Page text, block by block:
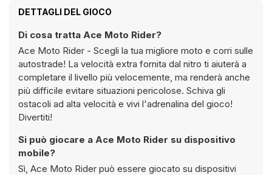
DETTAGLI DEL GIOCO
Di cosa tratta Ace Moto Rider?
Ace Moto Rider - Scegli la tua migliore moto e corri sulle
autostrade! La velocità extra fornita dal nitro ti aiuterà a
completare il livello più velocemente, ma renderà anche
più difficile evitare situazioni pericolose. Schiva gli
ostacoli ad alta velocità e vivi l'adrenalina del gioco!
Divertiti!
Si può giocare a Ace Moto Rider su dispositivo
mobile?
Sì, Ace Moto Rider può essere giocato su dispositivi